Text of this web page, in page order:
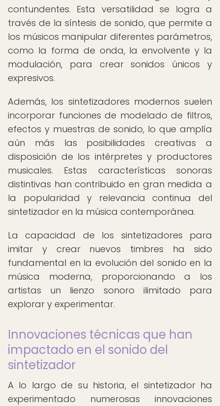
contundentes. Esta versatilidad se logra a
través de la síntesis de sonido, que permite a
los músicos manipular diferentes parámetros,
como la forma de onda, la envolvente y la
modulación, para crear sonidos únicos y
expresivos.
Además, los sintetizadores modernos suelen
incorporar funciones de modelado de filtros,
efectos y muestras de sonido, lo que amplía
aún más las posibilidades creativas a
disposición de los intérpretes y productores
musicales. Estas características sonoras
distintivas han contribuido en gran medida a
la popularidad y relevancia continua del
sintetizador en la música contemporánea.
La capacidad de los sintetizadores para
imitar y crear nuevos timbres ha sido
fundamental en la evolución del sonido en la
música moderna, proporcionando a los
artistas un lienzo sonoro ilimitado para
explorar y experimentar.
Innovaciones técnicas que han
impactado en el sonido del
sintetizador
A lo largo de su historia, el sintetizador ha
experimentado numerosas innovaciones